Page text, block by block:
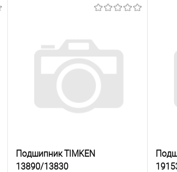
Запросить цену
Купить в 1
сравнению
В избранное
Под заказ
Подшипник TIMKEN
13890/13830